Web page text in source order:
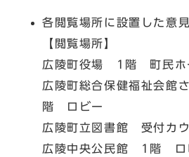
各閲覧場所に設置した意
【閲覧場所】
広陵町役場 1階 町民ホ
広陵町総合保健福祉会館
階 ロビー
広陵町立図書館 受付カ
広陵中央公民館 1階 ロ